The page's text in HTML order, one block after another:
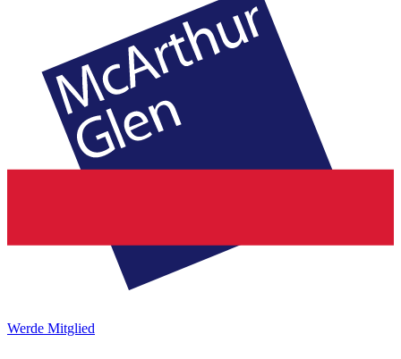
Werde Mitglied